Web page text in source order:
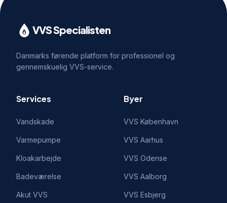
VVS Specialisten
Danmarks førende platform for professionel og
gennemskuelig VVS-service.
Services
Vandskade
Varmepumpe
Kloakarbejde
Badeværelse
Akut VVS
Byer
VVS København
VVS Aarhus
VVS Odense
VVS Aalborg
VVS Esbjerg